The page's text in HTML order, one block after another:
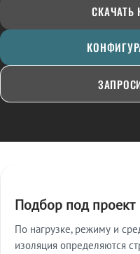
СКАЧАТЬ
Подбор под проект
По нагрузке, режиму и
изоляция определяются